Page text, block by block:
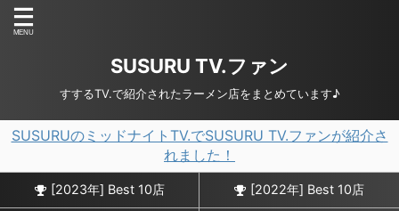
SUSURU TV.ファン
すするTV.で紹介されたラーメン店をまとめています♪
SUSURUのミッドナイトTV.でSUSURU TV.ファンが紹介さ
れました！
[2023年] Best 10店 [2022年] Best 10店